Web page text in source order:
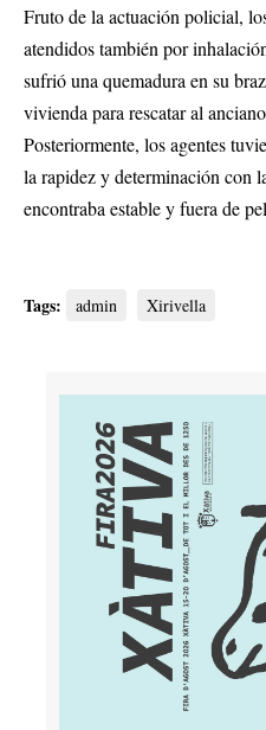
Fruto de la actuación policial,
atendidos también por
sufrió una quemadura en su
vivienda para rescatar al
Posteriormente, los agentes
la rapidez y determinación con
encontraba estable y fuera de
Tags: admin Xirivella